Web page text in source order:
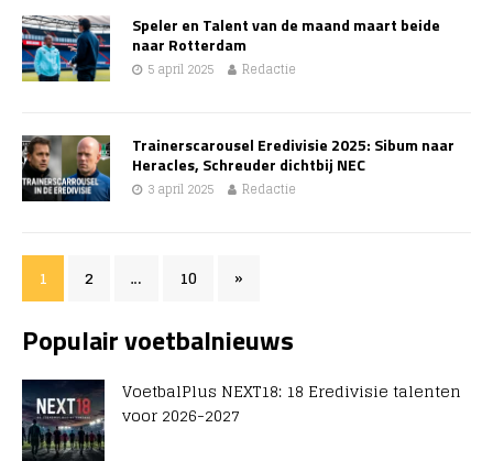
Speler en Talent van de maand maart beide
naar Rotterdam
5 april 2025 Redactie
Trainerscarousel Eredivisie 2025: Sibum naar
Heracles, Schreuder dichtbij NEC
3 april 2025 Redactie
1 2 … 10 »
Populair voetbalnieuws
VoetbalPlus NEXT18: 18 Eredivisie talenten
voor 2026-2027